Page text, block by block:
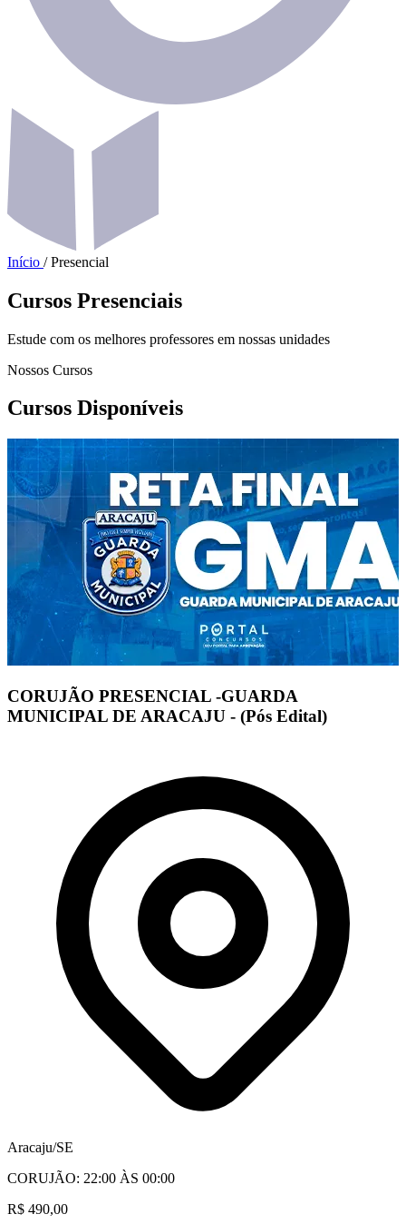
Início / Presencial
Cursos Presenciais
Estude com os melhores professores em nossas unidades
Nossos Cursos
Cursos Disponíveis
CORUJÃO PRESENCIAL -GUARDA
MUNICIPAL DE ARACAJU - (Pós Edital)
Aracaju/SE
CORUJÃO: 22:00 ÀS 00:00
R$ 490,00